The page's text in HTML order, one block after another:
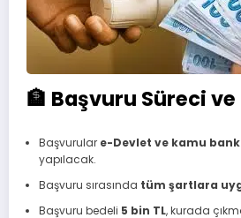
🏦 Başvuru Süreci ve
Başvurular e-Devlet ve kamu
yapılacak.
Başvuru sırasında tüm şartlara
Başvuru bedeli 5 bin TL, kurada